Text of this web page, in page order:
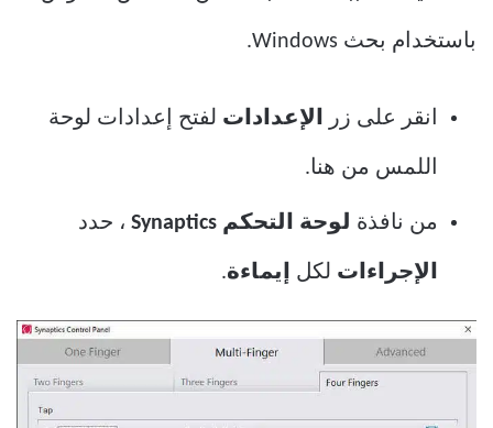
باستخدام بحث Windows.
انقر على زر الإعدادات لفتح إعدادات لوحة
اللمس من هنا.
من نافذة لوحة التحكم Synaptics ، حدد
الإجراءات لكل إيماءة.